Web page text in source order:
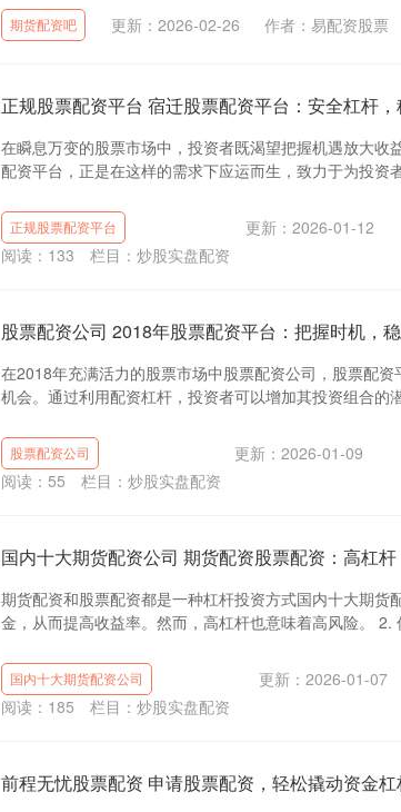
期货配资吧 更新：2026-02-26 作者：易配资股票
正规股票配资平台 宿迁股票配资平台：安全杠杆
在瞬息万变的股票市场中，投资者既渴望把握机遇放大收
配资平台，正是在这样的需求下应运而生，致力于为投资
正规股票配资平台 更新：2026-01-12
阅读： 133 栏目： 炒股实盘配资
股票配资公司 2018年股票配资平台：把握时机，
在2018年充满活力的股票市场中股票配资公司，股票配
机会。通过利用配资杠杆，投资者可以增加其投资组合的
股票配资公司 更新：2026-01-09
阅读： 55 栏目： 炒股实盘配资
国内十大期货配资公司 期货配资股票配资：高杠
期货配资和股票配资都是一种杠杆投资方式国内十大期货
金，从而提高收益率。然而，高杠杆也意味着高风险。 2.
国内十大期货配资公司 更新：2026-01-07
阅读： 185 栏目： 炒股实盘配资
前程无忧股票配资 申请股票配资，轻松撬动资金